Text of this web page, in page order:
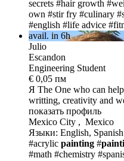
secrets #hair growth
own #stir fry #culinary
#english #life advice
avail. in 6h
Julio
Escandon
Engineering Student
€ 0,05 пм
Я The One who can
writting, creativity and
показать профиль
Mexico City , Mexico
Языки: English, Spanish
#acrylic painting #
#math #chemistry